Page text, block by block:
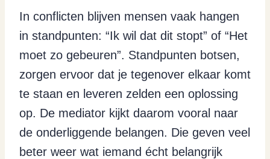
In conflicten blijven mensen vaak hangen
in standpunten: “Ik wil dat dit stopt” of “Het
moet zo gebeuren”. Standpunten botsen,
zorgen ervoor dat je tegenover elkaar komt
te staan en leveren zelden een oplossing
op. De mediator kijkt daarom vooral naar
de onderliggende belangen. Die geven veel
beter weer wat iemand écht belangrijk